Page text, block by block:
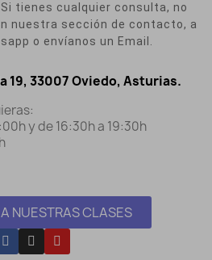
tienes cualquier consulta, no
nuestra sección de contacto, a
o envíanos un Email.
19, 33007 Oviedo, Asturias.
y de 16:30h a 19:30h
NUESTRAS CLASES